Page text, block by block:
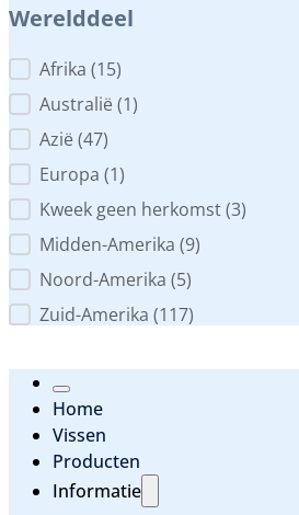
Werelddeel
Werelddeel
Afrika (15)
Australië (1)
Azië (47)
Europa (1)
Kweek geen herkomst(3)
Midden-Amerika (9)
Noord-Amerika (5)
Zuid-Amerika (117)
Home
Vissen
Producten
Informatie